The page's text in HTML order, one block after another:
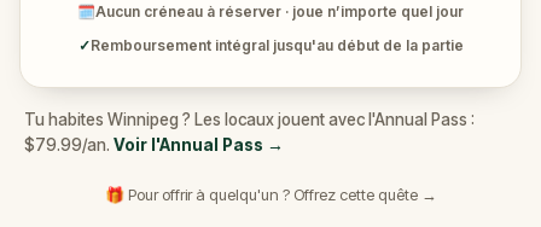
🗓Aucun créneau à réserver · joue n’importe quel jour
✓Remboursement intégral jusqu'au début de la partie
Tu habites Winnipeg ? Les locaux jouent avec l'Annual Pass :
$79.99/an. Voir l'Annual Pass →
🎁 Pour offrir à quelqu'un ? Offrez cette quête →